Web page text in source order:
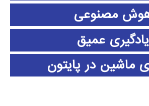
مصنوعی
یادگیری عمیق
ماشین در پایتون